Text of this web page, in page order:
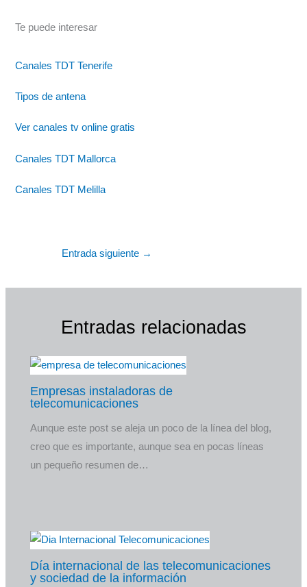
Te puede interesar
Canales TDT Tenerife
Tipos de antena
Ver canales tv online gratis
Canales TDT Mallorca
Canales TDT Melilla
Entrada siguiente →
Entradas relacionadas
Empresas instaladoras de
telecomunicaciones
Aunque este post se aleja un poco de la línea del blog,
creo que es importante, aunque sea en pocas líneas
un pequeño resumen de…
Día internacional de las telecomunicaciones
y sociedad de la información